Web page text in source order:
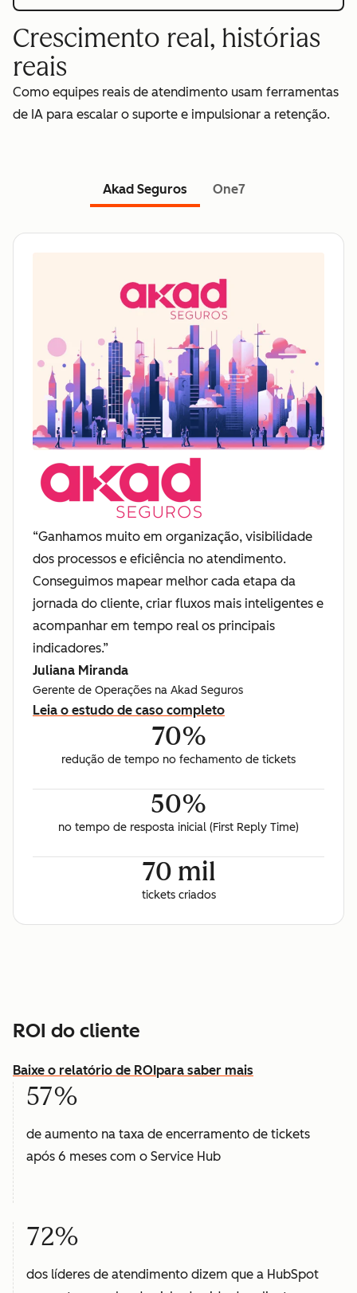
Crescimento real, histórias
reais
Como equipes reais de atendimento usam ferramentas
de IA para escalar o suporte e impulsionar a retenção.
Akad Seguros One7
“Ganhamos muito em organização, visibilidade
dos processos e eficiência no atendimento.
Conseguimos mapear melhor cada etapa da
jornada do cliente, criar fluxos mais inteligentes e
acompanhar em tempo real os principais
indicadores.”
Juliana Miranda
Gerente de Operações na Akad Seguros
Leia o estudo de caso completo
70%
redução de tempo no fechamento de tickets
50%
no tempo de resposta inicial (First Reply Time)
70 mil
tickets criados
ROI do cliente
Baixe o relatório de ROI para saber mais
57%
de aumento na taxa de encerramento de tickets
após 6 meses com o Service Hub
72%
dos líderes de atendimento dizem que a HubSpot